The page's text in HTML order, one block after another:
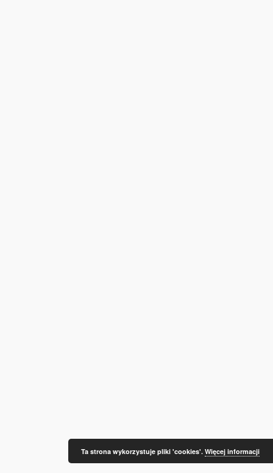
Ta strona wykorzystuje pliki 'cookies'. Więcej informacji